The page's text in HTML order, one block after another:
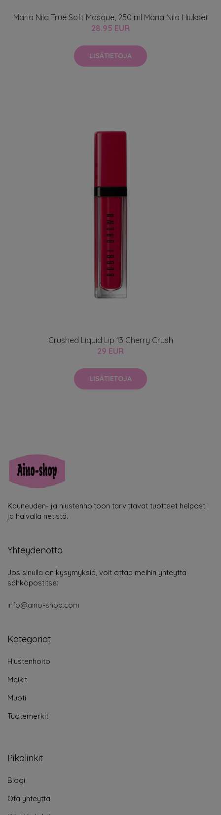
Maria Nila True Soft Masque, 250 ml Maria Nila Hiukset
28.95 EUR
LISÄTIETOJA
Crushed Liquid Lip 13 Cherry Crush
29 EUR
LISÄTIETOJA
Kauneuden- ja hiustenhoitoon tarvittavat tuotteet helposti
ja halvalla netistä.
Yhteydenotto
Jos sinulla on kysymyksiä, voit ottaa meihin yhteyttä
sähköpostitse:
info@aino-shop.com
Kategoriat
Hiustenhoito
Meikit
Muoti
Tuotemerkit
Pikalinkit
Blogi
Ota yhteyttä